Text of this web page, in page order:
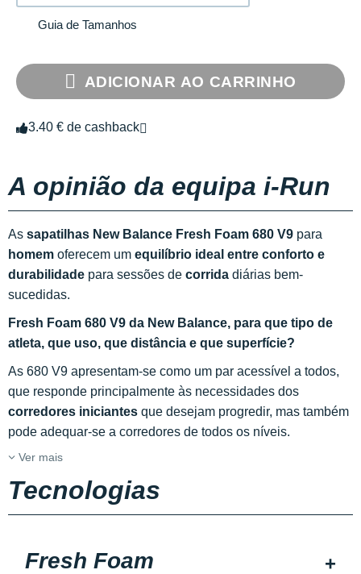
Guia de Tamanhos
ADICIONAR AO CARRINHO
3.40 € de cashback
A opinião da equipa i-Run
As sapatilhas New Balance Fresh Foam 680 V9 para
homem oferecem um equilíbrio ideal entre conforto e
durabilidade para sessões de corrida diárias bem-
sucedidas.
Fresh Foam 680 V9 da New Balance, para que tipo de
atleta, que uso, que distância e que superfície?
As 680 V9 apresentam-se como um par acessível a todos,
que responde principalmente às necessidades dos
corredores iniciantes que desejam progredir, mas também
pode adequar-se a corredores de todos os níveis.
Ver mais
Tecnologias
Fresh Foam